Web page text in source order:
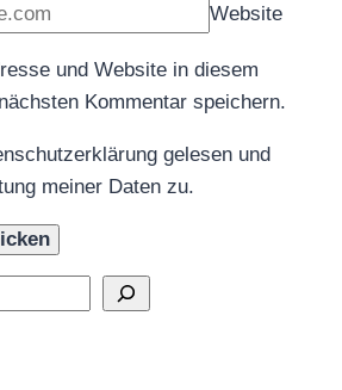
Website
und Website in diesem
Kommentar speichern.
gelesen und
meiner Daten zu.